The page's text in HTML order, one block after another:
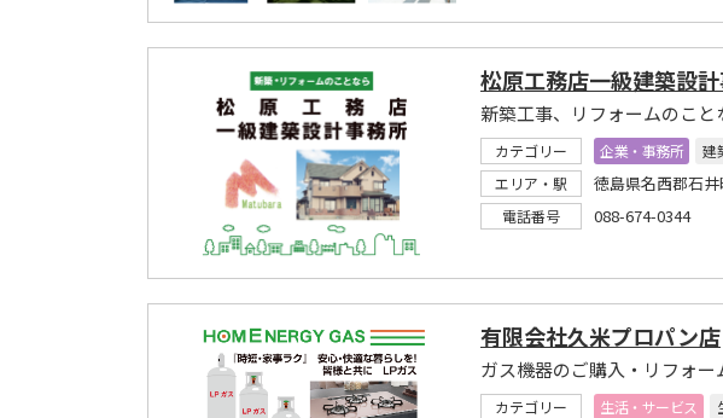
松原工務店一級建築設
新築工事、リフォームのこ
カテゴリー 企業・事務所
建
エリア・駅
徳島県名西郡石
電話番号 088-674-0344
有限会社久米プロパン店
カテゴリー 生活・サービス